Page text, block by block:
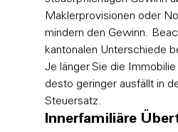
Maklerprovisionen oder
mindern den Gewinn.
kantonalen Unterschiede
Je länger Sie die
desto geringer ausfällt in
Steuersatz.
Innerfamiliäre